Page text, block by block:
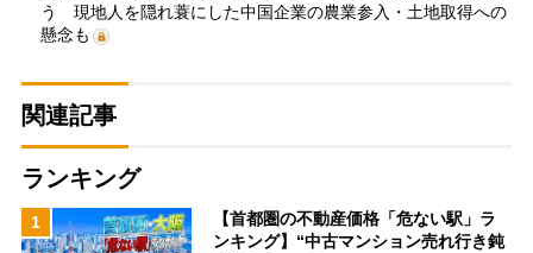
う 現地人を隠れ蓑にした中国企業の農業参入・土地取得への
懸念も
関連記事
ランキング
1
【首都圏の不動産価格「危ない駅」ラ
ンキング】“中古マンション売れ行き鈍